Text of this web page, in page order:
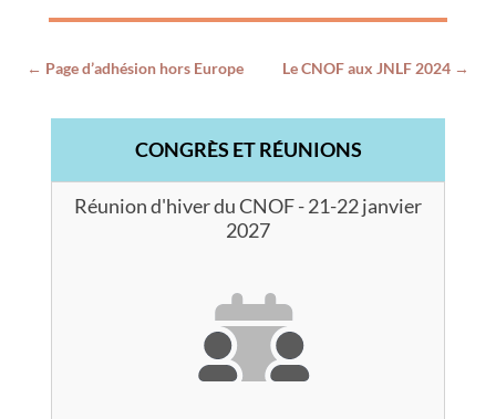
← Page d’adhésion hors Europe Le CNOF aux JNLF 2024 →
CONGRÈS ET RÉUNIONS
Réunion d'hiver du CNOF - 21-22 janvier
2027